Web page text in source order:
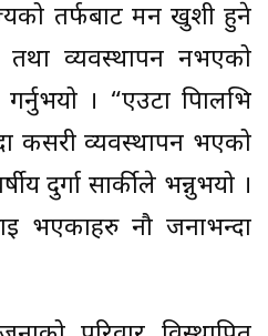
तर्फबाट मन खुशी हुने
तथा व्यवस्थापन नभएको
। “एउटा त्रिपालभित्र
कसरी व्यवस्थापन भएको
दुर्गा सार्कीले भन्नुभयो ।
भएकाहरु नौ जनाभन्दा